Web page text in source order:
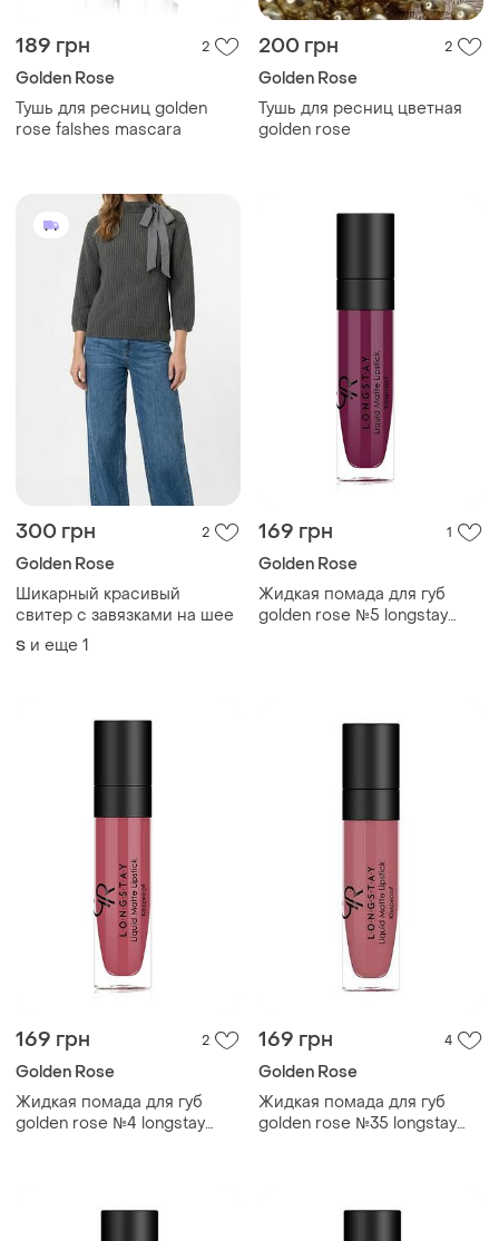
189 грн 2
Golden Rose
Тушь для ресниц golden
rose falshes mascara
200 грн 2
Golden Rose
Тушь для ресниц цветная
golden rose
300 грн 2
Golden Rose
Шикарный красивый
свитер с завязками на шее
S и еще 1
169 грн 1
Golden Rose
Жидкая помада для губ
golden rose №5 longstay
169 грн 2
Golden Rose
Жидкая помада для губ
golden rose №4 longstay
169 грн 4
Golden Rose
Жидкая помада для губ
golden rose №35 longstay